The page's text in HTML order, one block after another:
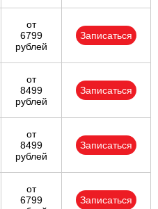
от
6799
рублей
Записаться
от
8499
рублей
Записаться
от
8499
рублей
Записаться
от
6799
Записаться